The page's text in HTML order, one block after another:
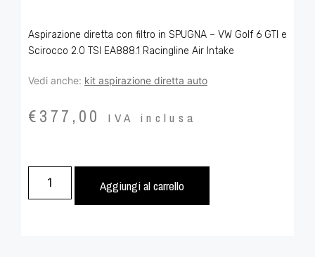
Aspirazione diretta con filtro in SPUGNA – VW Golf 6 GTI e
Scirocco 2.0 TSI EA888.1 Racingline Air Intake
Vedi anche: kit aspirazione diretta auto
€377,00 IVA inclusa
Aggiungi al carrello